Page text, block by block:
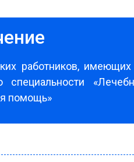
работников,
помощь»